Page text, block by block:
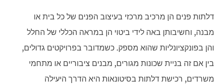
דלתות פנים הן מרכיב מרכזי בעיצוב הפנים של כל בית או
מבנה, וחשיבותן באה לידי ביטוי הן במראה הכללי של החלל
והן בפונקציונליות שהוא מספק. כשמדובר בפרויקטים גדולים,
בין אם זה בניית שכונות מגורים, מבנים ציבוריים או מתחמי
משרדים, רכישת דלתות בסיטונאות היא הדרך היעילה